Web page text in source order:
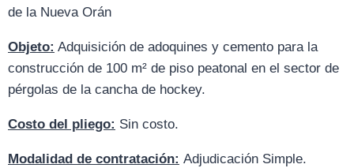
de la Nueva Orán
Objeto: Adquisición de adoquines y cemento para la
construcción de 100 m² de piso peatonal en el sector de
pérgolas de la cancha de hockey.
Costo del pliego: Sin costo.
Modalidad de contratación: Adjudicación Simple.